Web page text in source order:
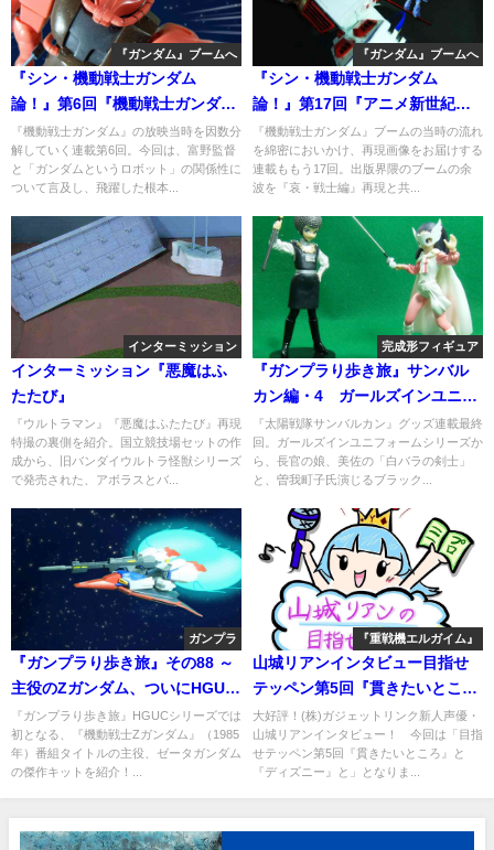
『ガンダム』ブームへ
『シン・機動戦士ガンダム
論！』第6回『機動戦士ガンダ
ム』オンエア開始（後）
『機動戦士ガンダム』の放映当時を因数分
解していく連載第6回。今回は、富野監督
と「ガンダムというロボット」の関係性に
ついて言及し、飛躍した根本...
『ガンダム』ブームへ
『シン・機動戦士ガンダム
論！』第17回『アニメ新世紀宣
言・2』
『機動戦士ガンダム』ブームの当時の流れ
を綿密においかけ、再現画像をお届けする
連載ももう17回。出版界隈のブームの余
波を『哀・戦士編』再現と共...
インターミッション
インターミッション『悪魔はふ
たたび』
『ウルトラマン』『悪魔はふたたび』再現
特撮の裏側を紹介。国立競技場セットの作
成から、旧バンダイウルトラ怪獣シリーズ
で発売された、アボラスとバ...
完成形フィギュア
『ガンプラり歩き旅』サンバル
カン編・4 ガールズインユニフ
ォーム 太陽戦隊サンバルカン
『太陽戦隊サンバルカン』グッズ連載最終
回。ガールズインユニフォームシリーズか
ら、長官の娘、美佐の「白バラの剣士」
と、曽我町子氏演じるブラック...
ガンプラ
『ガンプラり歩き旅』その88 ～
主役のZガンダム、ついにHGUC
に登場！ 君は刻の涙を見た
か？～
『ガンプラり歩き旅』HGUCシリーズでは
初となる、『機動戦士Zガンダム』（1985
年）番組タイトルの主役、ゼータガンダム
の傑作キットを紹介！...
『重戦機エルガイム』
山城リアンインタビュー目指せ
テッペン第5回『貫きたいとこ
ろ』と『ディズニー』と
大好評！(株)ガジェットリンク新人声優・
山城リアンインタビュー！ 今回は「目指
せテッペン第5回『貫きたいところ』と
『ディズニー』と」となりま...